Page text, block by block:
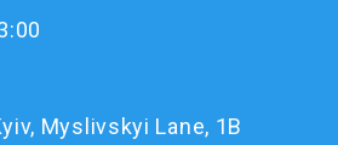
Myslivskyi Lane, 1B